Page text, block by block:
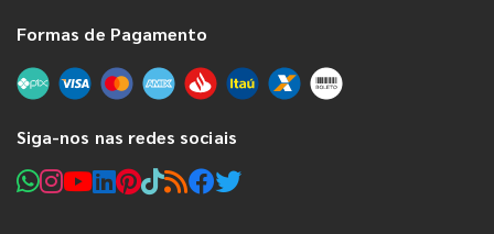
Formas de Pagamento
Siga-nos nas redes sociais